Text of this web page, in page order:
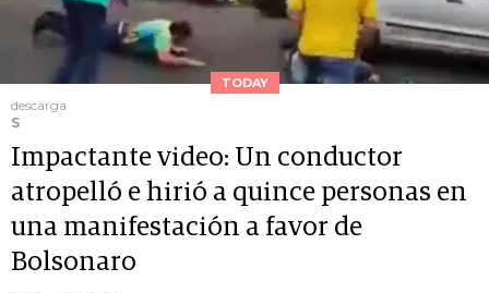
TODAY
descarga
S
Impactante video: Un conductor
atropelló e hirió a quince personas en
una manifestación a favor de
Bolsonaro